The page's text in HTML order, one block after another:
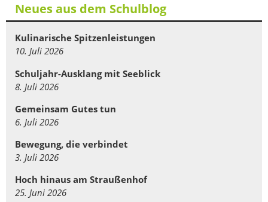
Neues aus dem Schulblog
Kulinarische Spitzenleistungen
10. Juli 2026
Schuljahr-Ausklang mit Seeblick
8. Juli 2026
Gemeinsam Gutes tun
6. Juli 2026
Bewegung, die verbindet
3. Juli 2026
Hoch hinaus am Straußenhof
25. Juni 2026